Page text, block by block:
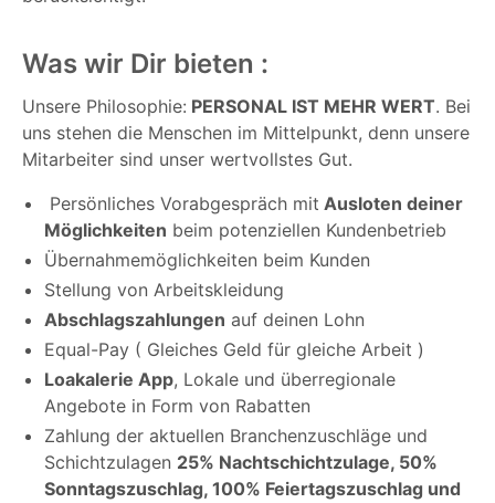
Was wir Dir bieten :
Unsere Philosophie: PERSONAL IST MEHR WERT. Bei
uns stehen die Menschen im Mittelpunkt, denn unsere
Mitarbeiter sind unser wertvollstes Gut.
Persönliches Vorabgespräch mit Ausloten deiner
Möglichkeiten beim potenziellen Kundenbetrieb
Übernahmemöglichkeiten beim Kunden
Stellung von Arbeitskleidung
Abschlagszahlungen auf deinen Lohn
Equal-Pay ( Gleiches Geld für gleiche Arbeit )
Loakalerie App, Lokale und überregionale
Angebote in Form von Rabatten
Zahlung der aktuellen Branchenzuschläge und
Schichtzulagen 25% Nachtschichtzulage, 50%
Sonntagszuschlag, 100% Feiertagszuschlag und